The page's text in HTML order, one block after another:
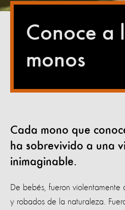
Conoce a
monos
Cada mono que
ha sobrevivido a una
inimaginable.
De bebés, fueron violentamente
y robados de la naturaleza.